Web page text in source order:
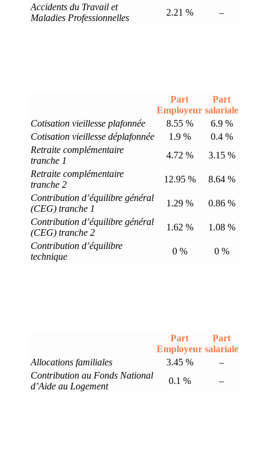
Accidents du Travail et
Maladies Professionnelles
2.21 % –
Part
Employeur
Part
salariale
Cotisation vieillesse plafonnée
8.55 %
6.9 %
Cotisation vieillesse déplafonnée
1.9 %
0.4 %
Retraite complémentaire
tranche 1
4.72 %
3.15 %
Retraite complémentaire
tranche 2
12.95 %
8.64 %
Contribution d’équilibre général
(CEG) tranche 1
1.29 %
0.86 %
Contribution d’équilibre général
(CEG) tranche 2
1.62 %
1.08 %
Contribution d’équilibre
technique
0 % 0 %
Part
Employeur
Part
salariale
Allocations familiales
3.45 %
–
Contribution au Fonds National
d’Aide au Logement
0.1 % –